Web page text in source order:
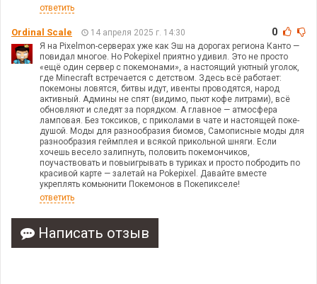
ответить
Ordinal Scale 14 апреля 2025 г. 14:30 0
Я на Pixelmon-серверах уже как Эш на дорогах региона Канто —
повидал многое. Но Pokepixel приятно удивил. Это не просто
«ещё один сервер с покемонами», а настоящий уютный уголок,
где Minecraft встречается с детством. Здесь всё работает:
покемоны ловятся, битвы идут, ивенты проводятся, народ
активный. Админы не спят (видимо, пьют кофе литрами), всё
обновляют и следят за порядком. А главное — атмосфера
ламповая. Без токсиков, с приколами в чате и настоящей поке-
душой. Моды для разнообразия биомов, Самописные моды для
разнообразия геймплея и всякой прикольной шняги. Если
хочешь весело залипнуть, половить покемончиков,
поучаствовать и повыигрывать в туриках и просто побродить по
красивой карте — залетай на Pokepixel. Давайте вместе
укреплять комьюнити Покемонов в Покепикселе!
ответить
Написать отзыв